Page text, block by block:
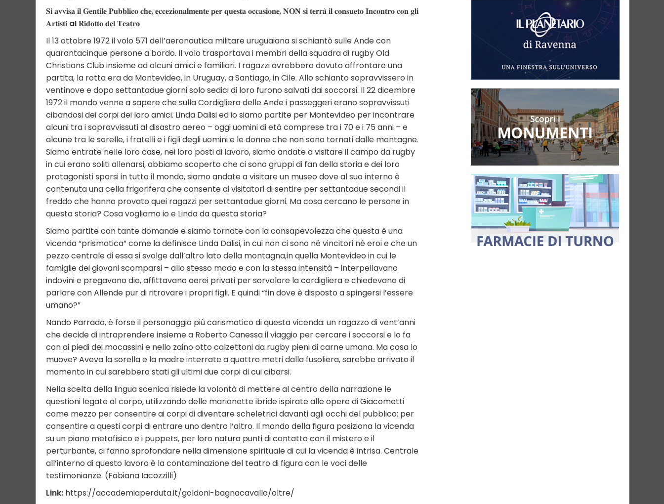
𝐒𝐢 𝐚𝐯𝐯𝐢𝐬𝐚 𝐢𝐥 𝐆𝐞𝐧𝐭𝐢𝐥𝐞 𝐏𝐮𝐛𝐛𝐥𝐢𝐜𝐨 𝐜𝐡𝐞, 𝐞𝐜𝐜𝐞𝐳𝐢𝐨𝐧𝐚𝐥𝐦𝐞𝐧𝐭𝐞 𝐩𝐞𝐫 𝐪𝐮𝐞𝐬𝐭𝐚 𝐨𝐜𝐜𝐚𝐬𝐢𝐨𝐧𝐞, 𝐍𝐎𝐍 𝐬𝐢 𝐭𝐞𝐫𝐫𝐚̀ 𝐢𝐥 𝐜𝐨𝐧𝐬𝐮𝐞𝐭𝐨 𝐈𝐧𝐜𝐨𝐧𝐭𝐫𝐨 𝐜𝐨𝐧 𝐠𝐥𝐢
𝐀𝐫𝐭𝐢𝐬𝐭𝐢 a𝐥 𝐑𝐢𝐝𝐨𝐭𝐭𝐨 𝐝𝐞𝐥 𝐓𝐞𝐚𝐭𝐫𝐨
Il 13 ottobre 1972 il volo 571 dell’aeronautica militare uruguaiana si schiantò sulle Ande con
quarantacinque persone a bordo. Il volo trasportava i membri della squadra di rugby Old
Christians Club insieme ad alcuni amici e familiari. I ragazzi avrebbero dovuto affrontare una
partita, la rotta era da Montevideo, in Uruguay, a Santiago, in Cile. Allo schianto sopravvissero in
ventinove e dopo settantadue giorni solo sedici di loro furono salvati dai soccorsi. Il 22 dicembre
1972 il mondo venne a sapere che sulla Cordigliera delle Ande i passeggeri erano sopravvissuti
cibandosi dei corpi dei loro amici. Linda Dalisi ed io siamo partite per Montevideo per incontrare
alcuni tra i sopravvissuti al disastro aereo – oggi uomini di età comprese tra i 70 e i 75 anni – e
alcune tra le sorelle, i fratelli e i figli degli uomini e le donne che non sono tornati dalle montagne.
Siamo entrate nelle loro case, nei loro posti di lavoro, siamo andate a visitare il campo da rugby
in cui erano soliti allenarsi, abbiamo scoperto che ci sono gruppi di fan della storia e dei loro
protagonisti sparsi in tutto il mondo, siamo andate a visitare un museo dove al suo interno è
contenuta una cella frigorifera che consente ai visitatori di sentire per settantadue secondi il
freddo che hanno provato quei ragazzi per settantadue giorni. Ma cosa cercano le persone in
questa storia? Cosa vogliamo io e Linda da questa storia?
Siamo partite con tante domande e siamo tornate con la consapevolezza che questa è una
vicenda “prismatica” come la definisce Linda Dalisi, in cui non ci sono né vincitori né eroi e che un
pezzo centrale di essa si svolge dall’altro lato della montagna,in quella Montevideo in cui le
famiglie dei giovani scomparsi – allo stesso modo e con la stessa intensità – interpellavano
indovini e pregavano dio, affittavano aerei privati per sorvolare la cordigliera e chiedevano di
parlare con Allende pur di ritrovare i propri figli. E quindi “fin dove è disposto a spingersi l’essere
umano?”
Nando Parrado, è forse il personaggio più carismatico di questa vicenda: un ragazzo di vent’anni
che decide di intraprendere insieme a Roberto Canessa il viaggio per cercare i soccorsi e lo fa
con ai piedi dei mocassini e nello zaino otto calzettoni da rugby pieni di carne umana. Ma cosa lo
muove? Aveva la sorella e la madre interrate a quattro metri dalla fusoliera, sarebbe arrivato il
momento in cui sarebbero stati gli ultimi due corpi di cui cibarsi.
Nella scelta della lingua scenica risiede la volontà di mettere al centro della narrazione le
questioni legate al corpo, utilizzando delle marionette ibride ispirate alle opere di Giacometti
come mezzo per consentire ai corpi di diventare scheletrici davanti agli occhi del pubblico; per
consentire a questi corpi di entrare uno dentro l’altro. Il mondo della figura posiziona la vicenda
su un piano metafisico e i puppets, per loro natura punti di contatto con il mistero e il
perturbante, ci fanno sprofondare nella dimensione spirituale di cui la vicenda è intrisa. Centrale
all’interno di questo lavoro è la contaminazione del teatro di figura con le voci delle
testimonianze. (Fabiana Iacozzilli)
Link: https://accademiaperduta.it/goldoni-bagnacavallo/oltre/